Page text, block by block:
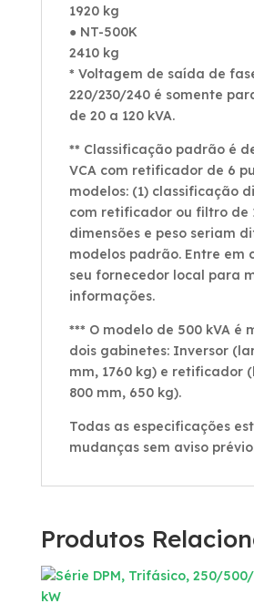
1920 kg
● NT-500K
2410 kg
* Voltagem de saída de
220/230/240 é somente
de 20 a 120 kVA.
** Classificação padrão é
VCA com retificador de 6
modelos: (1) classificação
com retificador ou filtro de
dimensões e peso seriam
modelos padrão. Entre em
seu fornecedor local para
informações.
*** O modelo de 500 kVA é
dois gabinetes: Inversor
mm, 1760 kg) e retificador
800 mm, 650 kg).
Todas as especificações
mudanças sem aviso
Produtos